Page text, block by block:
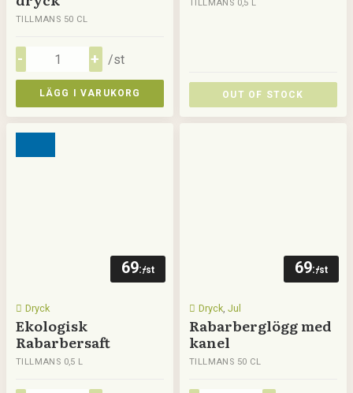
TILLMANS 50 CL
/st
LÄGG I VARUKORG
TILLMANS 0,5 L
OUT OF STOCK
69:-/st
Dryck
Ekologisk
Rabarbersaft
TILLMANS 0,5 L
69:-/st
Dryck, Jul
Rabarberglögg med
kanel
TILLMANS 50 CL